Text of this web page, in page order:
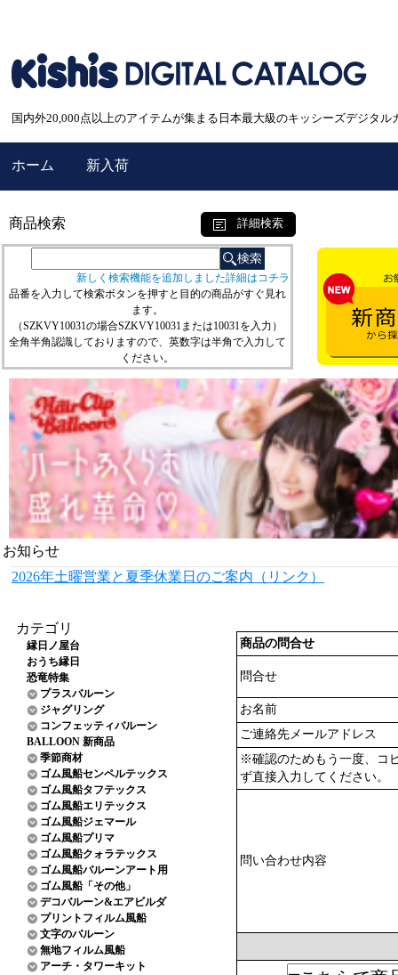
国内外20,000点以上のアイテムが集まる日本最大級のキッシーズデジタル
ホーム 新入荷
商品検索 詳細検索
新しく検索機能を追加しました詳細はコチラ
品番を入力して検索ボタンを押すと目的の商品がすぐ見れ
ます。
（SZKVY10031の場合SZKVY10031または10031を入力）
全角半角認識しておりますので、英数字は半角で入力して
ください。
お知らせ
2026年土曜営業と夏季休業日のご案内（リンク）
カテゴリ
縁日ノ屋台
おうち縁日
恐竜特集
プラスバルーン
ジャグリング
コンフェッティバルーン
BALLOON 新商品
季節商材
ゴム風船センペルテックス
ゴム風船タフテックス
ゴム風船エリテックス
ゴム風船ジェマール
ゴム風船プリマ
ゴム風船クォラテックス
ゴム風船バルーンアート用
ゴム風船「その他」
デコバルーン&エアビルダ
プリントフィルム風船
文字のバルーン
無地フィルム風船
アーチ・タワーキット
商品の問合せ
問合せ
お名前
ご連絡先メールアドレス
※確認のためもう一度、コ
ず直接入力してください。
問い合わせ内容